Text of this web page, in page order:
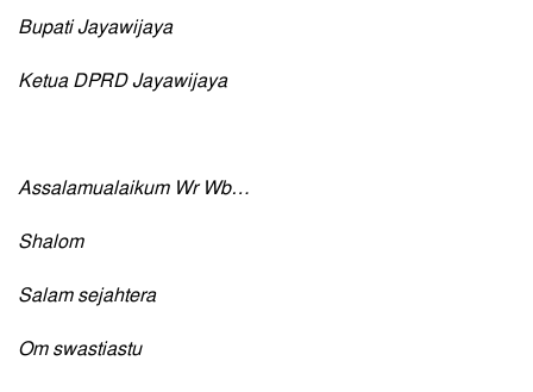
Bupati Jayawijaya
Ketua DPRD Jayawijaya
Assalamualaikum Wr Wb…
Shalom
Salam sejahtera
Om swastiastu